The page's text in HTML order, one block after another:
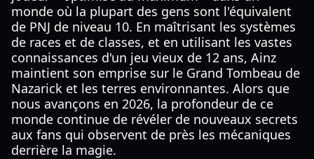
monde où la plupart des gens sont l'équivalent
de PNJ de niveau 10. En maîtrisant les systèmes
de races et de classes, et en utilisant les vastes
connaissances d'un jeu vieux de 12 ans, Ainz
maintient son emprise sur le Grand Tombeau de
Nazarick et les terres environnantes. Alors que
nous avançons en 2026, la profondeur de ce
monde continue de révéler de nouveaux secrets
aux fans qui observent de près les mécaniques
derrière la magie.